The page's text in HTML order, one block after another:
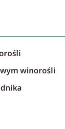
winorośli